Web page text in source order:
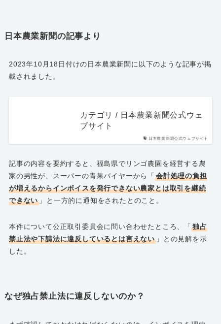
日本農業新聞の記事より
2023年10月18日付けの日本農業新聞に以下のような記事が掲
載されました。
日本農業新聞公式ウェブサイト
カテゴリ / 日本農業新聞公式ウェ
ブサイト
記事の内容を要約すると、福島県でリンゴ農園を経営する農
家の男性が、スーパーの青果バイヤーから「会計処理の負担
が増えるからインボイスを発行できない農家とは取引を継続
できない 」と一方的に通知をされたとのこと。
本件について公正取引委員会に問い合わせたところ、「独占
禁止法や下請法に違反しているとは言えない 」との見解を示
した。
なぜ独占禁止法に違反しないのか？